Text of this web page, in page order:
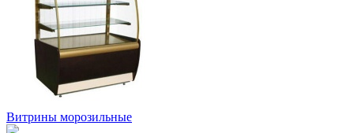
Витрины морозильные